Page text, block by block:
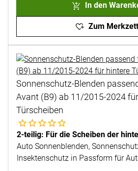
In den
Zum
Sonnenschutz-Blenden
Avant (B9) ab 11/2015-2024
Türscheiben
Noch keine Bewertungen abgegeben
2-teilig: Für die Scheiben der
Auto Sonnenblenden,
Insektenschutz in Passform für